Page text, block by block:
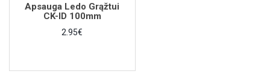
Apsauga Ledo Grąžtui
CK-ID 100mm
2.95€